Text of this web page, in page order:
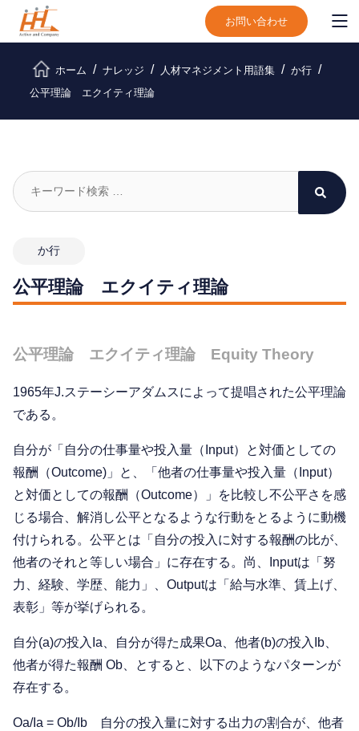
お問い合わせ
ホーム ナレッジ 人材マネジメント用語集
か行
公平理論 エクイティ理論
か行
公平理論 エクイティ理論
公平理論 エクイティ理論 Equity Theory
1965年J.ステーシーアダムスによって提唱された公平理論
である。
自分が「自分の仕事量や投入量（Input）と対価としての
報酬（Outcome)」と、「他者の仕事量や投入量（Input）
と対価としての報酬（Outcome）」を比較し不公平さを感
じる場合、解消し公平となるような行動をとるように動機
付けられる。公平とは「自分の投入に対する報酬の比が、
他者のそれと等しい場合」に存在する。尚、Inputは「努
力、経験、学歴、能力」、Outputは「給与水準、賃上げ、
表彰」等が挙げられる。
自分(a)の投入Ia、自分が得た成果Oa、他者(b)の投入Ib、
他者が得た報酬 Ob、とすると、以下のようなパターンが
存在する。
Oa/Ia = Ob/Ib 自分の投入量に対する出力の割合が、他者